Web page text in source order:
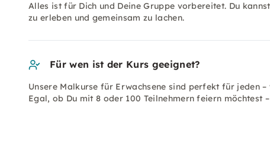
Alles ist für Dich und Deine Gruppe vorbereitet. Du
zu erleben und gemeinsam zu lachen.
Für wen ist der Kurs geeignet?
Unsere Malkurse für Erwachsene sind perfekt für jeden
Egal, ob Du mit 8 oder 100 Teilnehmern feiern möchtest